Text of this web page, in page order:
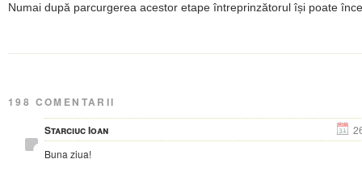
Numai după parcurgerea acestor etape întreprinzătorul își poate
198 COMENTARII
Starciuc Ioan
Buna ziua!